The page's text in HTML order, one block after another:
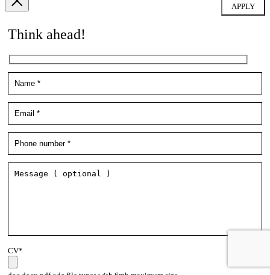
Think ahead!
CV*